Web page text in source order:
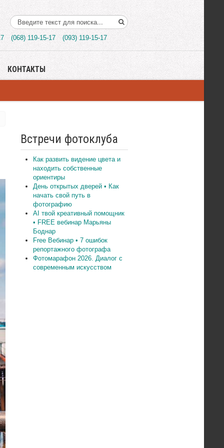
Поиск..
(068) 119-15-17 (093) 119-15-17
КОНТАКТЫ
Встречи фотоклуба
Как развить видение цвета и
находить собственные
ориентиры
День открытых дверей • Как
начать свой путь в
фотографию
AI твой креативный помощник
• FREE вебинар Марьяны
Боднар
Free Вебинар • 7 ошибок
репортажного фотографа
Фотомарафон 2026. Диалог с
современным искусством